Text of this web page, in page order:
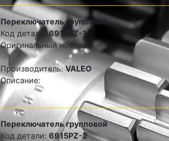
Переключатель групповой
Код детали:6915PZ-1
Оригинальный номер:
Производитель:VALEO
Описание:
Переключатель групповой
Код детали: 6915PZ-2